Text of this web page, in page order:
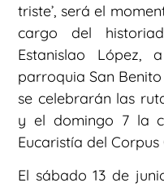
triste’, será el
cargo del
Estanislao
parroquia San
se celebrarán las
y el domingo 7 la
Eucaristía del Corpus
El sábado 13 de